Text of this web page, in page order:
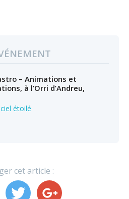
– Animations et
à l’Orri d’Andreu,
étoilé
cet article :